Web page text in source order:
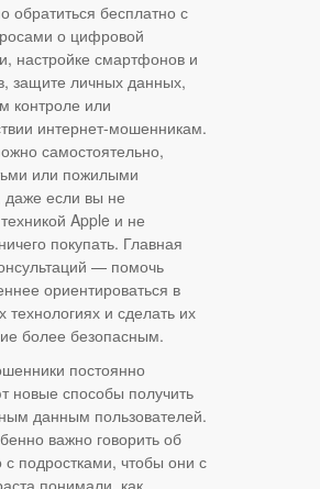
обратиться бесплатно с
о цифровой
настройке смартфонов и
защите личных данных,
контроле или
интернет-мошенникам.
самостоятельно,
или пожилыми
даже если вы не
Apple и не
покупать. Главная
— помочь
ориентироваться в
технологиях и сделать их
более безопасным.
постоянно
новые способы получить
данным пользователей.
важно говорить об
подростками, чтобы они с